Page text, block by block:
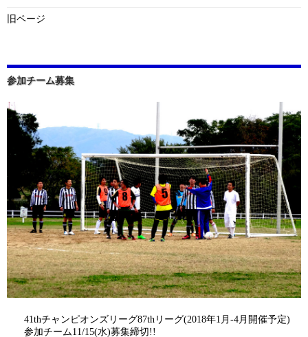
旧ページ
参加チーム募集
41thチャンピオンズリーグ87thリーグ(2018年1月-4月開催予定)
参加チーム11/15(水)募集締切!!